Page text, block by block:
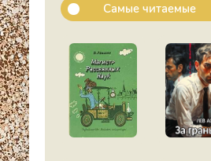
Самые читаемые